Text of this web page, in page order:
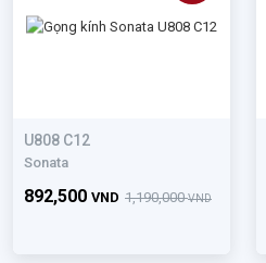
U808 C12
Sonata
1,190,000VND
892,500 VND